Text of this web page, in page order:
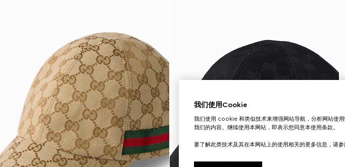
我们使用Cookie
我们使用 cookie 和类似技术来增强网站导航，分析网站使
我们的内容。继续使用本网站，即表示您同意本使用条款。
要了解此类技术及其在本网站上的使用相关的更多信息，请